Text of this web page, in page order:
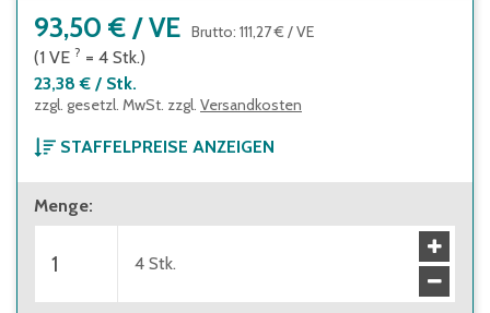
93,50 € /VE Brutto: 111,27 € /VE
(1 VE ? = 4 Stk.)
23,38 € / Stk.
zzgl. gesetzl. MwSt. zzgl. Versandkosten
STAFFELPREISE ANZEIGEN
ab 1 Verpackungseinheit
93,50 €
ab 10 Verpackungseinheiten
84,50 €
Menge:
4 Stk.